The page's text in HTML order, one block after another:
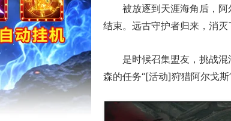
被放逐到天涯海角后，
结束。远古守护者归来，消灭
是时候召集盟友，挑战
森的任务“[活动]狩猎阿尔戈斯”